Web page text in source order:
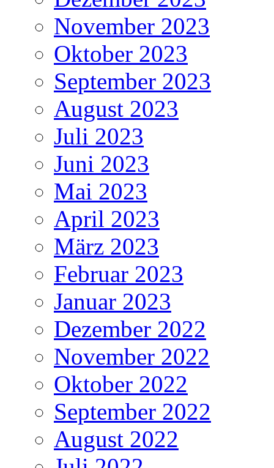
November 2023
Oktober 2023
September 2023
August 2023
Juli 2023
Juni 2023
Mai 2023
April 2023
März 2023
Februar 2023
Januar 2023
Dezember 2022
November 2022
Oktober 2022
September 2022
August 2022